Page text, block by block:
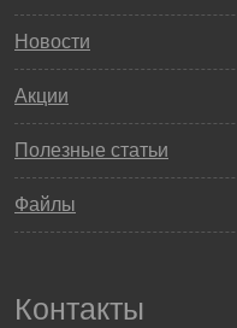
Новости
Акции
Полезные статьи
Файлы
Контакты